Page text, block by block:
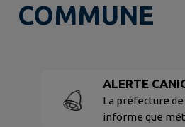
COMMUNE
ALERTE
VIGILANCE
La préfecture
informe que